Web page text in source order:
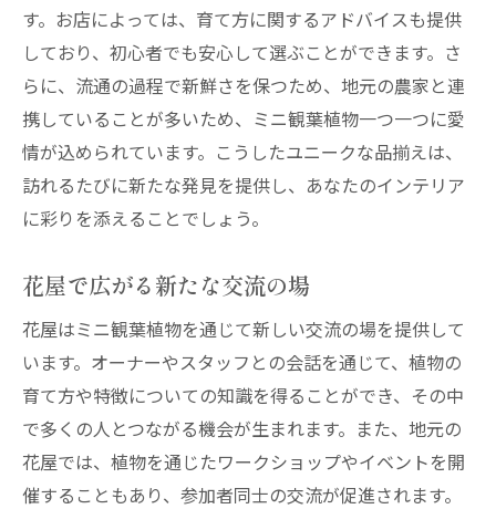
す。お店によっては、育て方に関するアドバイスも提供
しており、初心者でも安心して選ぶことができます。さ
らに、流通の過程で新鮮さを保つため、地元の農家と連
携していることが多いため、ミニ観葉植物一つ一つに愛
情が込められています。こうしたユニークな品揃えは、
訪れるたびに新たな発見を提供し、あなたのインテリア
に彩りを添えることでしょう。
花屋で広がる新たな交流の場
花屋はミニ観葉植物を通じて新しい交流の場を提供して
います。オーナーやスタッフとの会話を通じて、植物の
育て方や特徴についての知識を得ることができ、その中
で多くの人とつながる機会が生まれます。また、地元の
花屋では、植物を通じたワークショップやイベントを開
催することもあり、参加者同士の交流が促進されます。